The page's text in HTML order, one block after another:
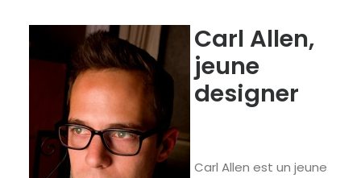
Carl Allen,
jeune
designer
Carl Allen est un jeune